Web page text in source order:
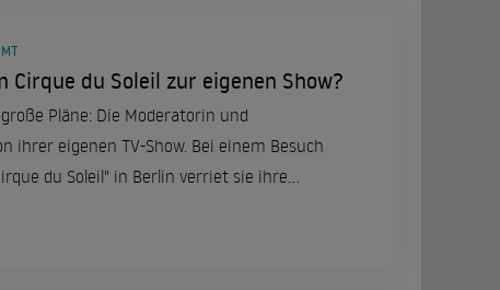
Cirque du Soleil zur eigenen Show?
Pläne: Die Moderatorin und
eigenen TV-Show. Bei einem Besuch
du Soleil" in Berlin verriet sie ihre
ihre Erfahrungen bei "Die Verräter".